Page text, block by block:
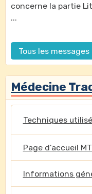
concerne la partie
...
Tous les messages
Médecine
Techniques
Page d'accueil
Informations